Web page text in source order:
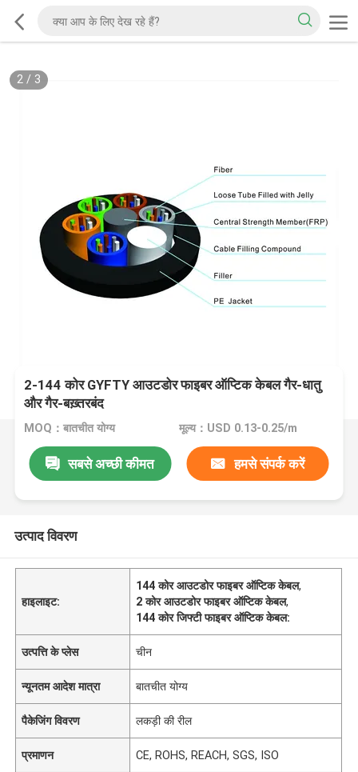
2/ 3
2-144 कोर GYFTY आउटडोर फाइबर ऑप्टिक केबल गैर-धातु
और गैर-बख़्तरबंद
MOQ：बातचीत योग्य मूल्य：USD 0.13-0.25/m
सबसे अच्छी कीमत हमसे संपर्क करें
उत्पाद विवरण
हाइलाइट:
144 कोर आउटडोर फाइबर ऑप्टिक केबल,
2 कोर आउटडोर फाइबर ऑप्टिक केबल,
144 कोर जिफ्टी फाइबर ऑप्टिक केबल:
उत्पत्ति के प्लेस चीन
न्यूनतम आदेश मात्रा बातचीत योग्य
पैकेजिंग विवरण लकड़ी की रील
प्रमाणन CE, ROHS, REACH, SGS, ISO